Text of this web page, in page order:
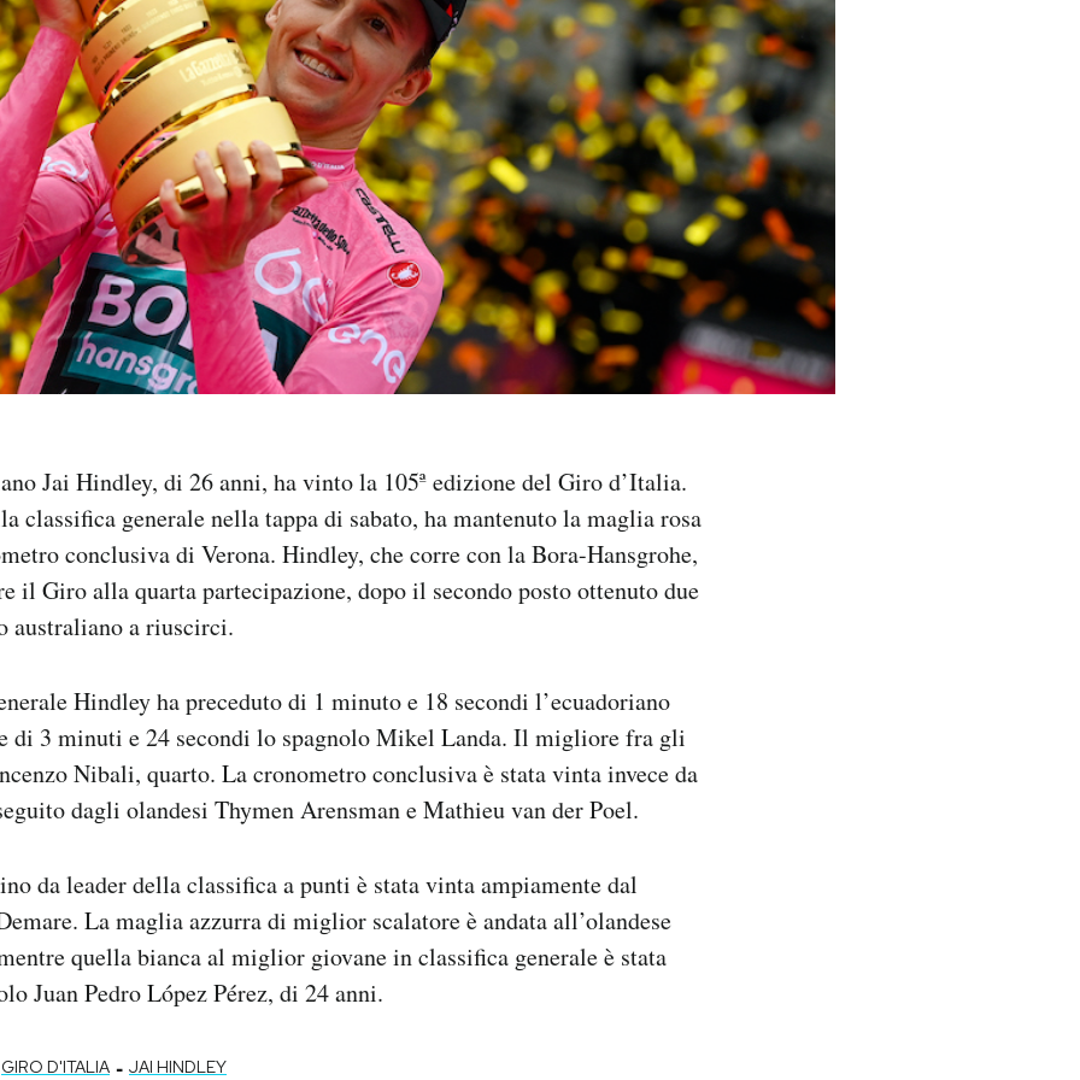
Jai Hindley, di 26 anni, ha vinto la 105ª edizione del Giro d’Italia.
classifica generale nella tappa di sabato, ha mantenuto la maglia rosa
conclusiva di Verona. Hindley, che corre con la Bora-Hansgrohe,
il Giro alla quarta partecipazione, dopo il secondo posto ottenuto due
australiano a riuscirci.
Hindley ha preceduto di 1 minuto e 18 secondi l’ecuadoriano
di 3 minuti e 24 secondi lo spagnolo Mikel Landa. Il migliore fra gli
Nibali, quarto. La cronometro conclusiva è stata vinta invece da
dagli olandesi Thymen Arensman e Mathieu van der Poel.
da leader della classifica a punti è stata vinta ampiamente dal
La maglia azzurra di miglior scalatore è andata all’olandese
quella bianca al miglior giovane in classifica generale è stata
Juan Pedro López Pérez, di 24 anni.
GIRO D'ITALIA - JAI HINDLEY